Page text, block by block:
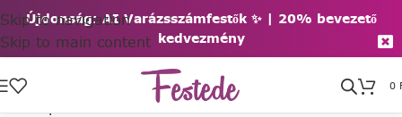
Újdonság: AI Varázsszámfestők ✨ | 20% bevezető
kedvezmény
Skip to navigation
Skip to main content
0